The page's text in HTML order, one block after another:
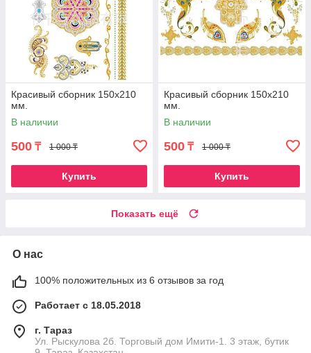
Красивый сборник 150х210
мм.
В наличии
500 ₸ 1 000 ₸
Купить
Красивый сборник 150х210
мм.
В наличии
500 ₸ 1 000 ₸
Купить
Показать ещё
О нас
100% положительных из 6 отзывов за год
Работает с 18.05.2018
г. Тараз
Ул. Рыскулова 2б. Торговый дом Имити-1. 3 этаж, бутик